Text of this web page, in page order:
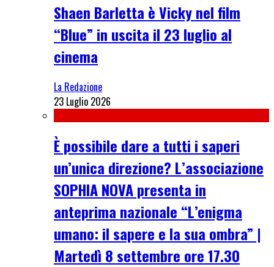
Shaen Barletta è Vicky nel film
“Blue” in uscita il 23 luglio al
cinema
La Redazione
23 Luglio 2026
È possibile dare a tutti i saperi
un’unica direzione? L’associazione
SOPHIA NOVA presenta in
anteprima nazionale “L’enigma
umano: il sapere e la sua ombra” |
Martedì 8 settembre ore 17.30